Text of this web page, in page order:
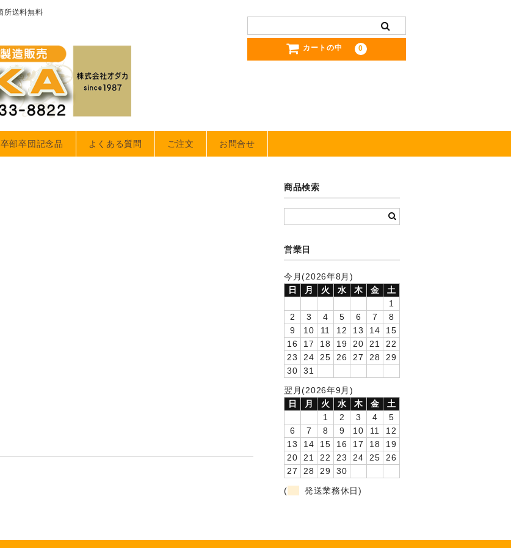
所送料無料
カートの中 0
卒部卒団記念品 よくある質問 ご注文 お問合せ
商品検索
営業日
今月(2026年8月)
日
月 火 水 木 金
土
1
2
3 4 5 6 7
8
9
10 11 12 13 14
15
16
17 18 19 20 21
22
23
24 25 26 27 28
29
30
31
翌月(2026年9月)
日
月 火 水 木 金
土
1
2 3 4
5
6
7 8 9 10 11
12
13
14 15 16 17 18
19
20
21 22 23 24 25
26
27
28 29
30
(
発送業務休日)